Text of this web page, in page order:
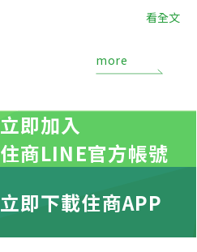
看全文
more
立即加入
住商LINE官方帳號
立即下載住商APP